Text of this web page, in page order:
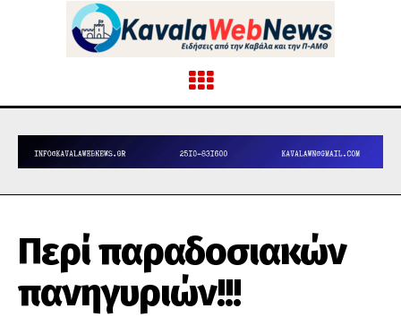
Περί παραδοσιακών
πανηγυριών!!!